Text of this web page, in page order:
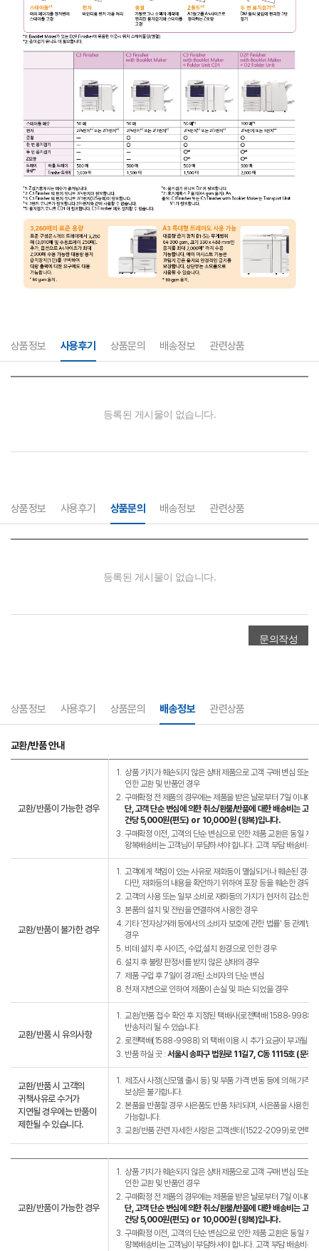
상품정보 사용후기 상품문의 배송정보 관련상품
상품정보 사용후기 상품문의 배송정보 관련상품
상품정보 사용후기 상품문의 배송정보 관련상품
교환/반품 안내
교환/반품이 가능한 경우
1. 상품 가치가 훼손되지 않은 상태 제품으로 고객 구매 변심 또는
인한 교환 및 반품인 경우
2. 구매확정 전 제품의 경우에는 제품을 받은 날로부터 7일 이내에
단, 고객 단순 변심에 의한 취소/환불/반품에 대한 배송비는 고
건당 5,000원(편도) or 10,000원 (왕복)입니다.
3. 구매확정 이전, 고객의 단순 변심으로 인한 제품 교환은 동일 제
왕복배송비는 고객님이 부담하셔야 합니다. 고객 부담 배송비
교환/반품이 불가한 경우
1. 고객에게 책임이 있는 사유로 재화등이 멸실되거나 훼손된 경우.
다만, 재화등의 내용을 확인하기 위하여 포장 등을 훼손한 경우
2. 고객의 사용 또는 일부 소비로 재화등의 가치가 현저히 감소한 경
3. 본품의 설치 및 전원을 연결하여 사용한 경우
4.기타 '전자상거래 등에서의 소비자 보호에 관한 법률' 등 관계법
경우
5. 비데 설치 후 사이즈, 수압,설치 환경으로 인한 경우
6.설치 후 불량 판정서를 받지 않은 상태의 경우
7. 제품 구입 후 7일이 경과된 소비자의 단순 변심
8. 천재 지변으로 인하여 제품이 손실 및 파손 되었을 경우
교환/반품 시 유의사항
1. 교환/반품 접수 확인 후 지정된 택배사(로젠택배 1588-9988)
반송처리 될 수 있습니다.
2. 로젠택배(1588-9988) 외 택배 이용 시 추가 요금이 부과될 수
3. 반품 하실 곳 :서울시 송파구 법원로 11길7, C동 1115호 (문정
교환/반품 시 고객의
귀책사유로 수거가
지연될 경우에는 반품이
제한될 수 있습니다.
1. 제조사 사정(신모델 출시 등) 및 부품 가격 변동 등에 의해 가격
보상은 불가합니다.
2. 본품을 반품할 경우 사은품도 반품 처리되며, 사은품을 사용한
가능합니다.
3. 교환/반품 관련 자세한 사항은 고객센터(1522-2099)로 연락바
교환/반품이 가능한 경우
1. 상품 가치가 훼손되지 않은 상태 제품으로 고객 구매 변심 또는
인한 교환 및 반품인 경우
2. 구매확정 전 제품의 경우에는 제품을 받은 날로부터 7일 이내에
단, 고객 단순 변심에 의한 취소/환불/반품에 대한 배송비는 고
건당 5,000원(편도) or 10,000원 (왕복)입니다.
3. 구매확정 이전, 고객의 단순 변심으로 인한 제품 교환은 동일 제
왕복배송비는 고객님이 부담하셔야 합니다. 고객 부담 배송비